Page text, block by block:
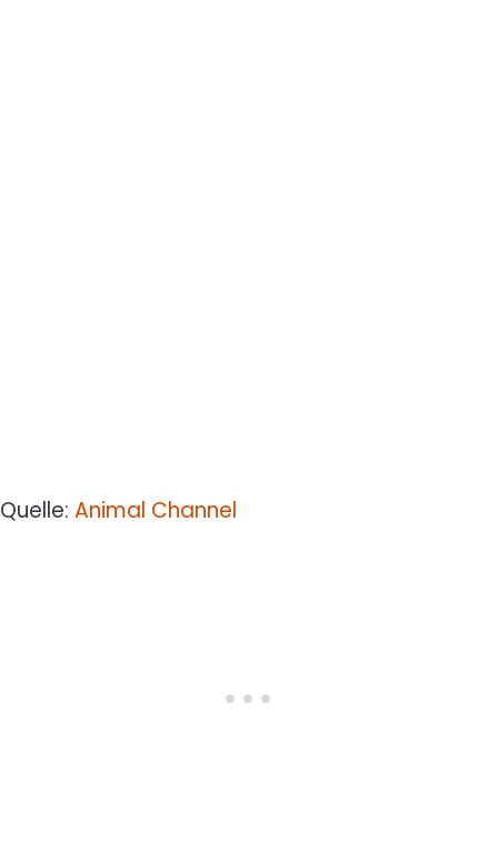
Quelle: Animal Channel